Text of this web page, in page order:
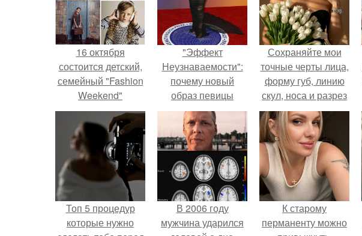
16 октября
состоится детский,
семейный "Fashion
Weekend"
фотопроект для
журнала " город".
"Эффект
Неузнаваемости":
почему новый
образ певицы
вызвал споры о
гранях
возможного?
Сохраняйте мои
точные черты лица,
форму губ, линию
скул, носа и разрез
глаз.
Топ 5 процедур
которые нужно
В 2006 году
мужчина ударился
К старому
перманенту можно